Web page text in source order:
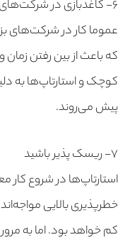
۶- کاغذبازی‌ در شرکت‌های بزرگ زیاد است
عموما کار در شرکت‌های
که باعث از بین رفتن
کوچک و استارتاپ‌ها به
پیش می‌روند.
۷- ریسک پذیر باشید
استارتاپ‌ها در شروع کار
خطرپذیری بالایی
کم خواهد بود. اما به